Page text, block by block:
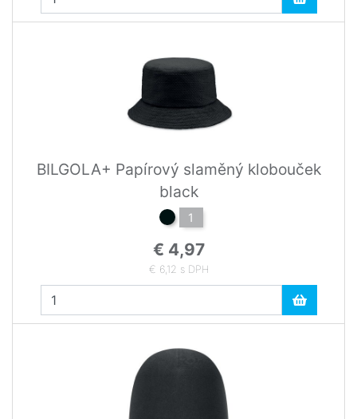
BILGOLA+ Papírový slaměný klobouček
black
1
€ 4,97
€ 6,12 s DPH